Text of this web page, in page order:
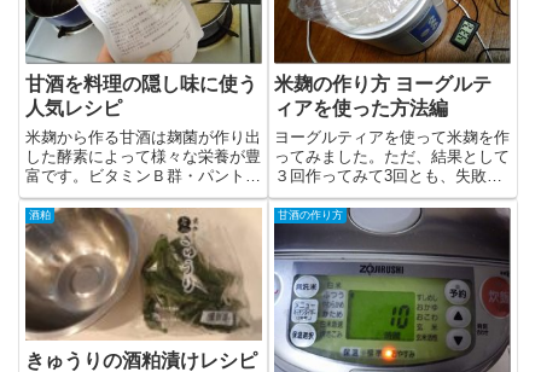
甘酒を料理の隠し味に使う
人気レシピ
米麹から作る甘酒は麹菌が作り出
した酵素によって様々な栄養が豊
富です。ビタミンＢ群・パントテ
ン酸・イノ...
米麹の作り方 ヨーグルテ
ィアを使った方法編
ヨーグルティアを使って米麹を作
ってみました。ただ、結果として
３回作ってみて3回とも、失敗と
までは言え...
酒粕
きゅうりの酒粕漬けレシピ
甘酒の作り方